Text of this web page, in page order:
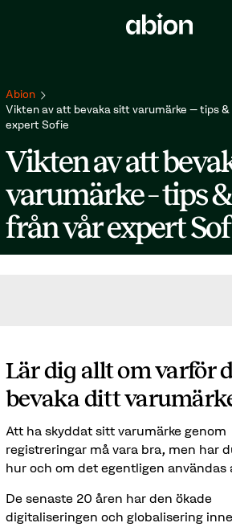
Abion
Vikten av att bevaka sitt varumärke – tips &
expert Sofie
Vikten av att
varumärke – tips
från vår expert
Lär dig allt om varför
bevaka ditt
Att ha skyddat sitt varumärke genom
registreringar må vara bra, men har
hur och om det egentligen användas
De senaste 20 åren har den ökade
digitaliseringen och globalisering